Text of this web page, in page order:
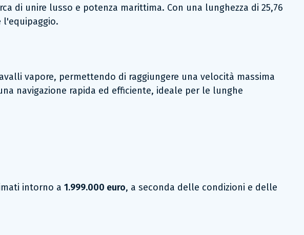
di unire lusso e potenza marittima. Con una lunghezza di 25,76
l'equipaggio.
vapore, permettendo di raggiungere una velocità massima
navigazione rapida ed efficiente, ideale per le lunghe
intorno a 1.999.000 euro, a seconda delle condizioni e delle